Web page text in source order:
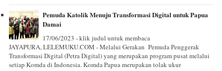
Pemuda Katolik Menuju Transformasi Digital untuk Papua
Damai
17/06/2023 - klik judul untuk membaca
JAYAPURA, LELEMUKU.COM - Melalui Gerakan Pemuda Penggerak
Transformasi Digital (Petra Digital) yang merupakan program pusat melalui
setiap Komda di Indonesia. Komda Papua merupakan tolak ukur